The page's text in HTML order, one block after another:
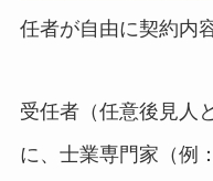
任者が自由に契約内
受任者（任意後見人
に、士業専門家（例